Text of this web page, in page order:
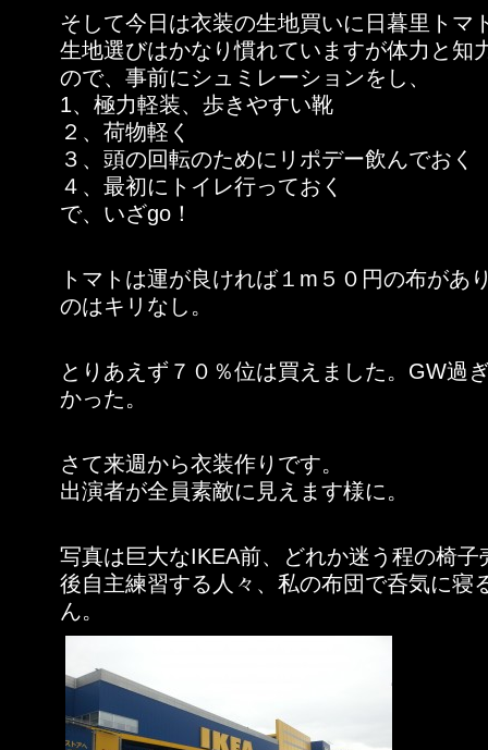
そして今日は衣装の生地買いに日暮里トマ
生地選びはかなり慣れていますが体力と知
ので、事前にシュミレーションをし、
1、極力軽装、歩きやすい靴
２、荷物軽く
３、頭の回転のためにリポデー飲んでおく
４、最初にトイレ行っておく
で、いざgo！
トマトは運が良ければ１m５０円の布があ
のはキリなし。
とりあえず７０％位は買えました。GW過
かった。
さて来週から衣装作りです。
出演者が全員素敵に見えます様に。
写真は巨大なIKEA前、どれか迷う程の椅子
後自主練習する人々、私の布団で呑気に寝
ん。